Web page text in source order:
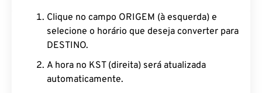
Clique no campo ORIGEM (à esquerda) e
selecione o horário que deseja converter para
DESTINO.
A hora no KST (direita) será atualizada
automaticamente.